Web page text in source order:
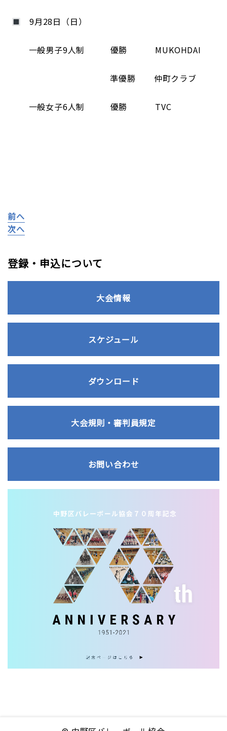
9月28日（日）
一般男子9人制 優勝 MUKOHDAI
準優勝 仲町クラブ
一般女子6人制 優勝 TVC
前へ
次へ
登録・申込について
大会情報
スケジュール
ダウンロード
大会規則・審判員規定
お問い合わせ